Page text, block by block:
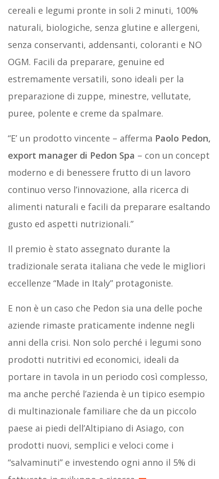
cereali e legumi pronte in soli 2 minuti, 100%
naturali, biologiche, senza glutine e allergeni,
senza conservanti, addensanti, coloranti e NO
OGM. Facili da preparare, genuine ed
estremamente versatili, sono ideali per la
preparazione di zuppe, minestre, vellutate,
puree, polente e creme da spalmare.
“E’ un prodotto vincente – afferma Paolo Pedon,
export manager di Pedon Spa – con un concept
moderno e di benessere frutto di un lavoro
continuo verso l’innovazione, alla ricerca di
alimenti naturali e facili da preparare esaltando
gusto ed aspetti nutrizionali.”
Il premio è stato assegnato durante la
tradizionale serata italiana che vede le migliori
eccellenze “Made in Italy” protagoniste.
E non è un caso che Pedon sia una delle poche
aziende rimaste praticamente indenne negli
anni della crisi. Non solo perché i legumi sono
prodotti nutritivi ed economici, ideali da
portare in tavola in un periodo così complesso,
ma anche perché l’azienda è un tipico esempio
di multinazionale familiare che da un piccolo
paese ai piedi dell’Altipiano di Asiago, con
prodotti nuovi, semplici e veloci come i
“salvaminuti” e investendo ogni anno il 5% di